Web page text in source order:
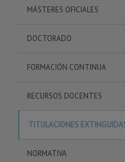
MÁSTERES OFICIALES
DOCTORADO
FORMACIÓN CONTINUA
RECURSOS DOCENTES
TITULACIONES
NORMATIVA